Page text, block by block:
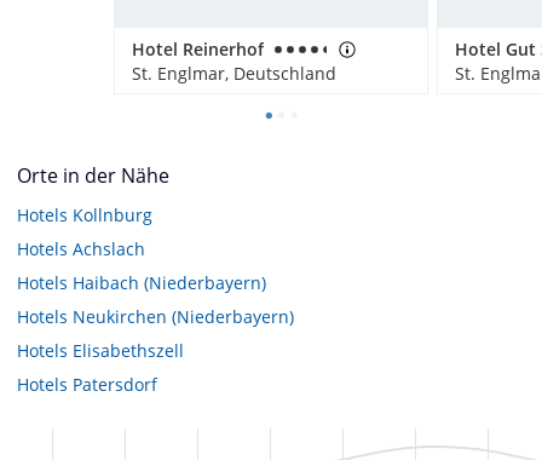
Hotel Reinerhof
St. Englmar, Deutschland
St.
Orte in der Nähe
Hotels Kollnburg
Hotels Achslach
Hotels Haibach (Niederbayern)
Hotels Neukirchen (Niederbayern)
Hotels Elisabethszell
Hotels Patersdorf